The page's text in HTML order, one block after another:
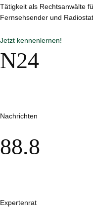
Tätigkeit als Rechtsanwälte
Fernsehsender und
Jetzt kennenlernen!
N24
Nachrichten
88.8
Expertenrat